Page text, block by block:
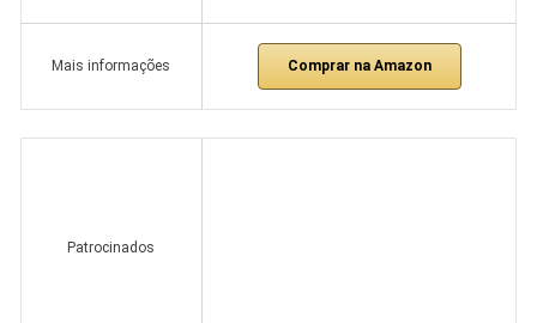
Mais informações Comprar na Amazon
Patrocinados